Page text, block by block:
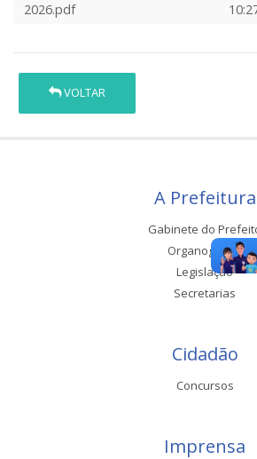
2026.pdf
VOLTAR
A Prefeitura
Gabinete do
Organograma
Legislação
Secretarias
Cidadão
Concursos
Imprensa